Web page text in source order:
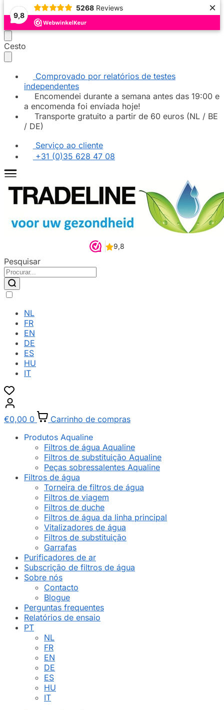
9,8
5268 Reviews ×
Continuar
a
Saltar
para
conteúdo
Cesto
Comprovado por relatórios de testes
independentes
Encomendei durante a semana antes das 19:00 e
a encomenda foi enviada hoje!
Transporte gratuito a partir de 60 euros (NL / BE
/ DE)
Serviço ao cliente
+31 (0)35 628 47 08
Pesquisar
NL
FR
EN
DE
ES
HU
IT
€0,00 0
Carrinho de compras
Produtos Aqualine
Filtros de água Aqualine
Filtros de substituição Aqualine
Peças sobressalentes Aqualine
Filtros de água
Torneira de filtros de água
Filtros de viagem
Filtros de duche
Filtros de água da linha principal
Vitalizadores de água
Filtros de substituição
Garrafas
Purificadores de ar
Subscrição de filtros de água
Sobre nós
Contacto
Blogue
Perguntas frequentes
Relatórios de ensaio
PT
NL
FR
EN
DE
ES
HU
IT